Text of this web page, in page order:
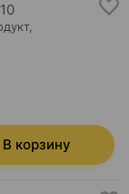
10
,
В корзину